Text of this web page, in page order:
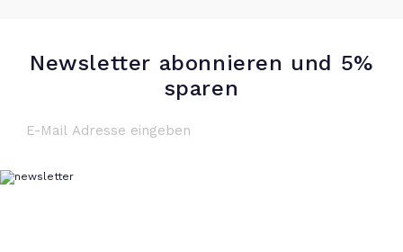
Newsletter abonnieren und 5%
sparen